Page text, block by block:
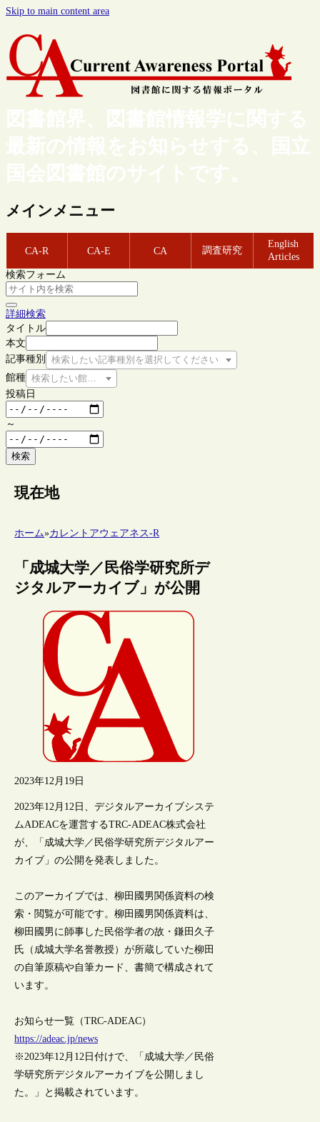
Skip to main content area
図書館界、図書館情報学に関する
最新の情報をお知らせする、国立
国会図書館のサイトです。
メインメニュー
CA-R CA-E CA 調査研究
English
Articles
検索フォーム
詳細検索
タイトル
本文
記事種別
検索したい記事種別を選択してください
館種 検索したい館種を選択してください
投稿日
～
検索
現在地
ホーム»カレントアウェアネス-R
「成城大学／民俗学研究所デ
ジタルアーカイブ」が公開
2023年12月19日
2023年12月12日、デジタルアーカイブシステ
ムADEACを運営するTRC-ADEAC株式会社
が、「成城大学／民俗学研究所デジタルアー
カイブ」の公開を発表しました。
このアーカイブでは、柳田國男関係資料の検
索・閲覧が可能です。柳田國男関係資料は、
柳田國男に師事した民俗学者の故・鎌田久子
氏（成城大学名誉教授）が所蔵していた柳田
の自筆原稿や自筆カード、書簡で構成されて
います。
お知らせ一覧（TRC-ADEAC）
https://adeac.jp/news
※2023年12月12日付けで、「成城大学／民俗
学研究所デジタルアーカイブを公開しまし
た。」と掲載されています。